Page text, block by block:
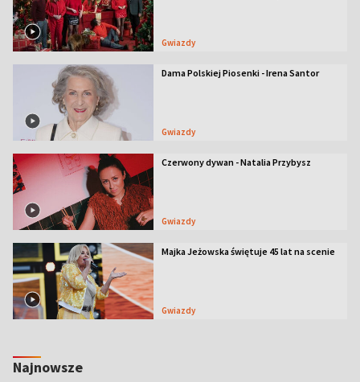
Gwiazdy
Dama Polskiej Piosenki - Irena Santor
Gwiazdy
Czerwony dywan - Natalia Przybysz
Gwiazdy
Majka Jeżowska świętuje 45 lat na scenie
Gwiazdy
Najnowsze